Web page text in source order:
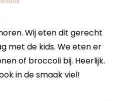
Wij eten dit gerecht
met de kids. We eten er
of broccoli bij. Heerlijk.
in de smaak viel!